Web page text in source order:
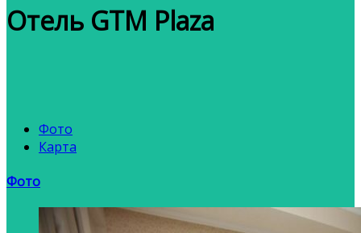
Отель GTM Plaza
Фото
Карта
Фото